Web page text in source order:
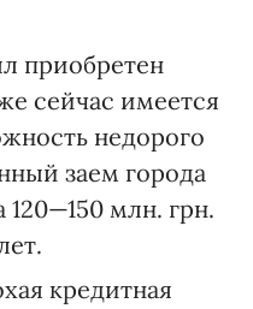
приобретен
сейчас имеется
недорого
заем города
млн. грн.
кредитная